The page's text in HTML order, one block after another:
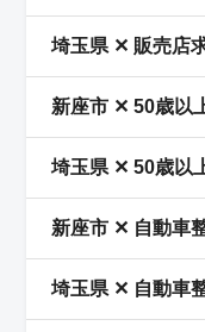
埼玉県 ✕ 販売店
新座市 ✕ 50歳以
埼玉県 ✕ 50歳以
新座市 ✕ 自動車
埼玉県 ✕ 自動車